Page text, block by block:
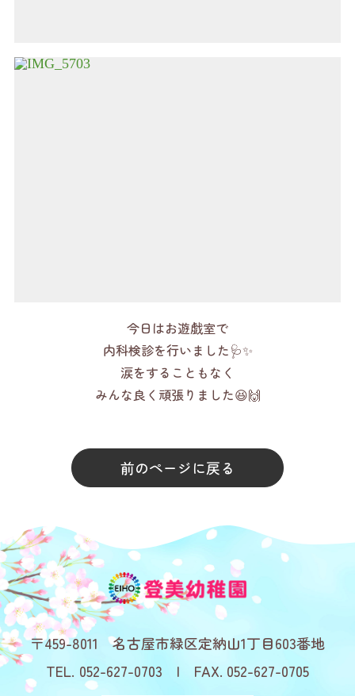
今日はお遊戯室で
内科検診を行いました🩺✨
涙をすることもなく
みんな良く頑張りました😆🙌
前のページに戻る
459-8011
名古屋市緑区定納山1丁目603番地
052-627-0703
052-627-0705